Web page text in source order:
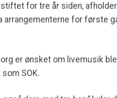
stiftet for tre år siden,
arrangementerne for første
er ønsket om livemusik
SOK.